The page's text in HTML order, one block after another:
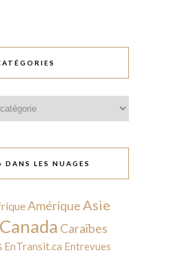
DANS LES NUAGES
Amérique Asie
Canada Caraïbes
EnTransit.ca Entrevues